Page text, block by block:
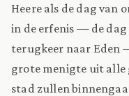
Heere als de dag van
in de erfenis — de dag
terugkeer naar Eden
grote menigte uit alle
stad zullen